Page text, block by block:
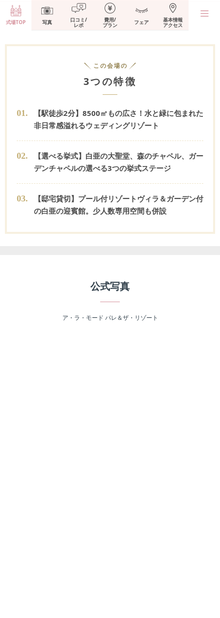
式場TOP 写真 口コミ/
レポ
費用/
プラン フェア 基本情報
アクセス
この会場の
3つの特徴
01.
【駅徒歩2分】8500㎡もの広さ！水と緑に包まれた
非日常感溢れるウェディングリゾート
02.
【選べる挙式】白亜の大聖堂、森のチャペル、ガー
デンチャペルの選べる3つの挙式ステージ
03.
【邸宅貸切】プール付リゾートヴィラ＆ガーデン付
の白亜の迎賓館。少人数専用空間も併設
公式写真
ア・ラ・モード パレ＆ザ・リゾート